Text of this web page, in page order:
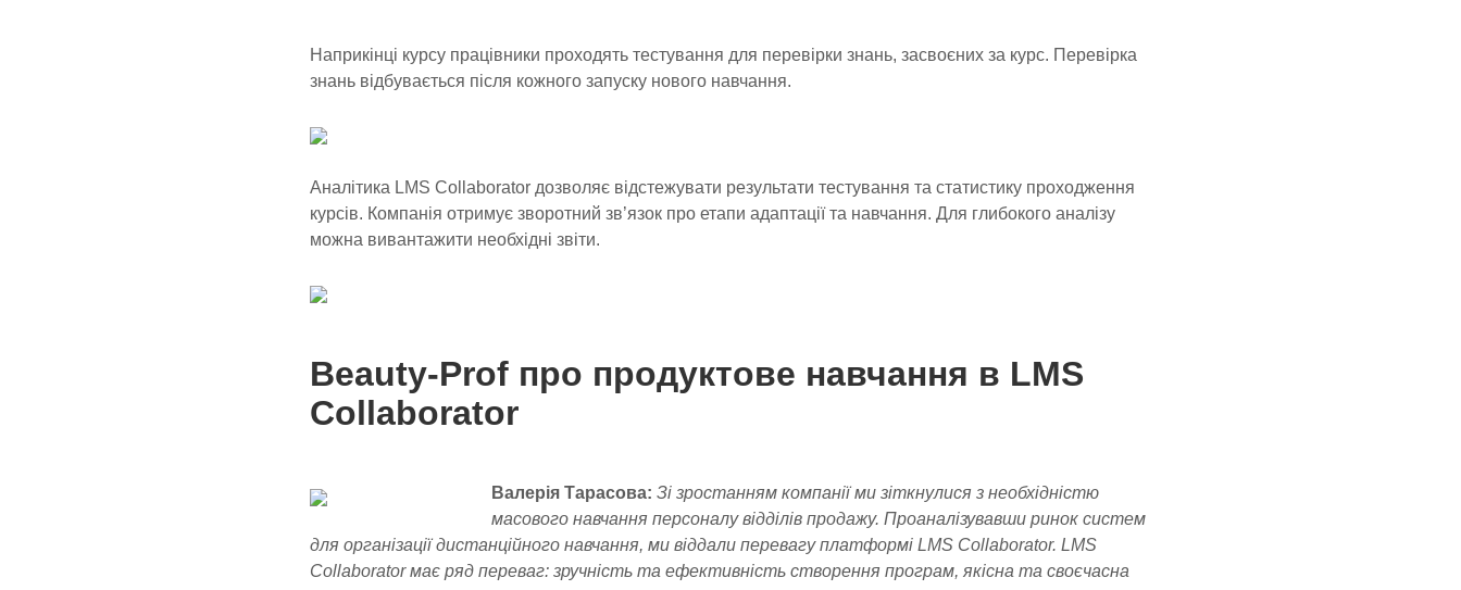
Наприкінці курсу працівники проходять тестування для перевірки знань, засвоєних за курс. Перевірка
знань відбувається після кожного запуску нового навчання.
Аналітика LMS Collaborator дозволяє відстежувати результати тестування та статистику проходження
курсів. Компанія отримує зворотний зв’язок про етапи адаптації та навчання. Для глибокого аналізу
можна вивантажити необхідні звіти.
Beauty-Prof про продуктове навчання в LMS
Collaborator
Валерія Тарасова: Зі зростанням компанії ми зіткнулися з необхідністю
масового навчання персоналу відділів продажу. Проаналізувавши ринок систем
для організації дистанційного навчання, ми віддали перевагу платформі LMS Collaborator. LMS
Collaborator має ряд переваг: зручність та ефективність створення програм, якісна та своєчасна